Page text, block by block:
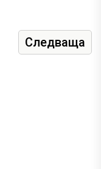
Следваща